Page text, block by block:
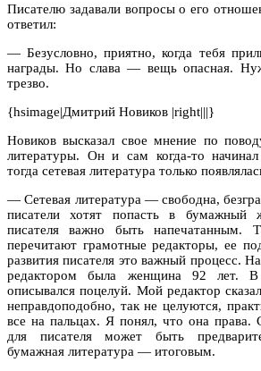
Писателю задавали вопросы о его
ответил:
— Безусловно, приятно, когда тебя
награды. Но слава — вещь опасная.
трезво.
{hsimage|Дмитрий Новиков |right|||}
Новиков высказал свое мнение по
литературы. Он и сам когда-то
тогда сетевая литература только
— Сетевая литература — свободна,
писатели хотят попасть в бумажный
писателя важно быть напечатанным.
перечитают грамотные редакторы, ее
развития писателя это важный процесс.
редактором была женщина 92 лет. В
описывался поцелуй. Мой редактор
неправдоподобно, так не целуются,
все на пальцах. Я понял, что она права.
для писателя может быть
бумажная литература — итоговым.